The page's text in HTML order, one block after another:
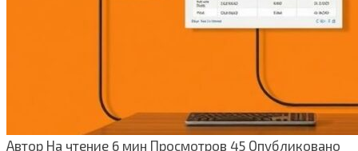
Автор На чтение 6 мин Просмотров 45 Опубликовано